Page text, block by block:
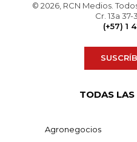
© 2026, RCN Medios.
Cr. 13a
(+57) 1
TODAS LAS
Agronegocios